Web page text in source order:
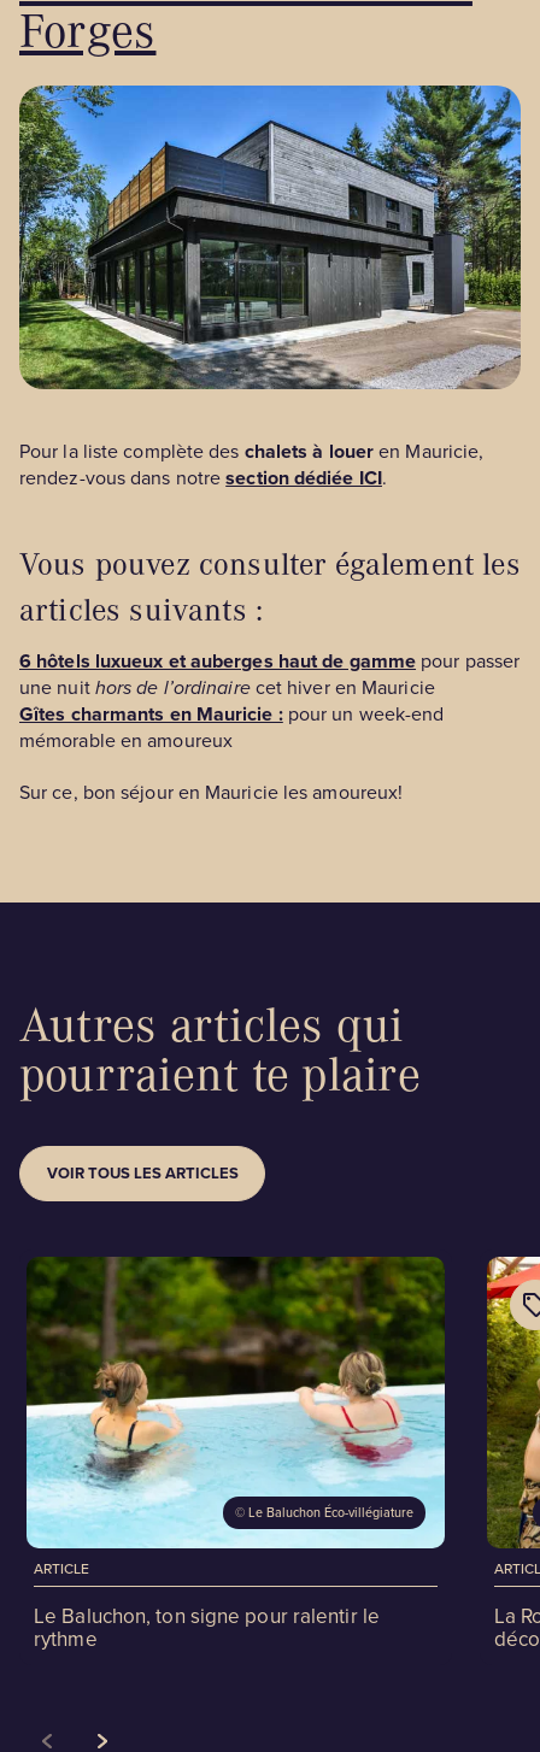
Forges
Pour la liste complète des chalets à loueren Mauricie,
rendez-vous dans notresection dédiée ICI.
Vous pouvez consulter également les
articles suivants :
6 hôtels luxueux et auberges haut de gamme pour passer
une nuithors de l’ordinairecet hiver en Mauricie
Gîtes charmants en Mauricie :pour un week-end
mémorable en amoureux
Sur ce, bon séjour en Mauricie les amoureux!
Autres articles qui
pourraient te plaire
VOIR TOUS LES ARTICLES
© Le Baluchon Éco-villégiature
ARTICLE
Le Baluchon, ton signe pour ralentir le
rythme
La